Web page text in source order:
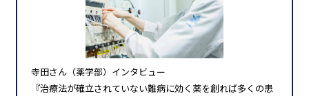
寺田さん（薬学部）インタビュー
『治療法が確立されていない難病に効く薬を創れば多くの患